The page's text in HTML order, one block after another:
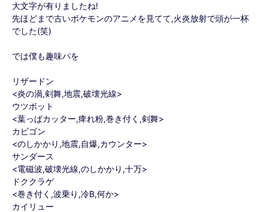
大文字が有りましたね!
先ほどまで古いポケモンのアニメを見てて,火炎放射で頭が一杯
でした(笑)
では僕も趣味パを
リザードン
<炎の渦,剣舞,地震,破壊光線>
ウツボット
<葉っぱカッター,痺れ粉,巻き付く,剣舞>
カビゴン
<のしかかり,地震,自爆,カウンター>
サンダース
<電磁波,破壊光線,のしかかり,十万>
ドククラゲ
<巻き付く,波乗り,冷B,何か>
カイリュー